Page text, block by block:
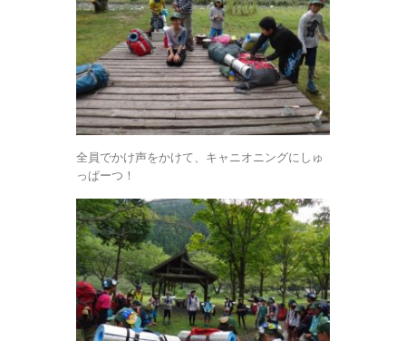
全員でかけ声をかけて、キャニオニングにしゅ
っぱーつ！